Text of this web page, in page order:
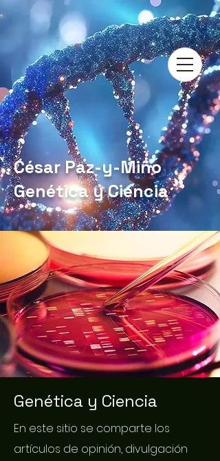
César Paz-y-Miño
Genética y Ciencia
Genética y Ciencia
En este sitio se comparte los
artículos de opinión, divulgación